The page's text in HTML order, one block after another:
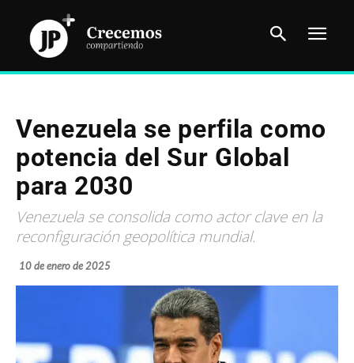
Venezuela se perfila como
potencia del Sur Global
para 2030
Venezuela se consolida como actor clave en la
reconfiguración geopolítica mundial.
10 de enero de 2025